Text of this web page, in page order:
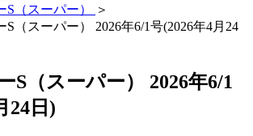
S（スーパー）
＞
S（スーパー） 2026年6/1号(2026年4月24
S（スーパー） 2026年6/1
24日)